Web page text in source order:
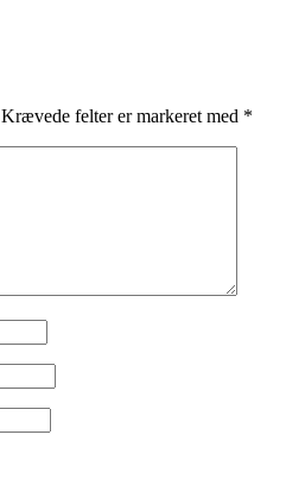
Krævede felter er markeret med *